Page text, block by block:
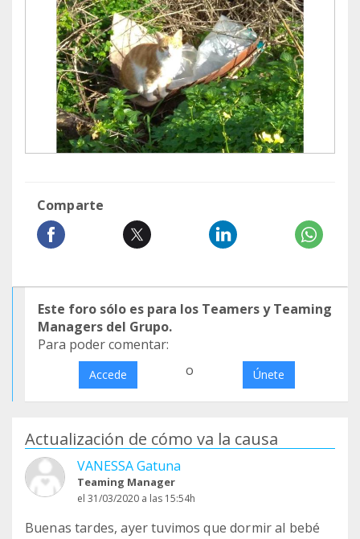
Comparte
Este foro sólo es para los Teamers y Teaming
Managers del Grupo.
Para poder comentar:
Accede o Únete
Actualización de cómo va la causa
VANESSA Gatuna
Teaming Manager
el 31/03/2020 a las 15:54h
Buenas tardes, ayer tuvimos que dormir al bebé